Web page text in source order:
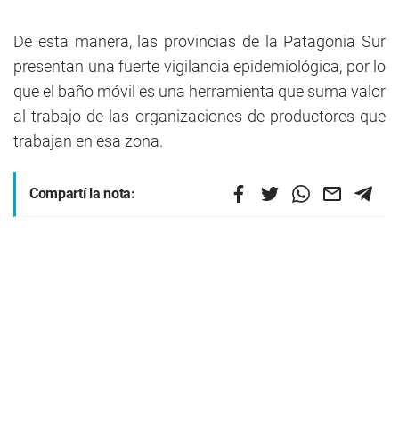
De esta manera, las provincias de la Patagonia Sur
presentan una fuerte vigilancia epidemiológica, por lo
que el baño móvil es una herramienta que suma valor
al trabajo de las organizaciones de productores que
trabajan en esa zona.
Compartí la nota: